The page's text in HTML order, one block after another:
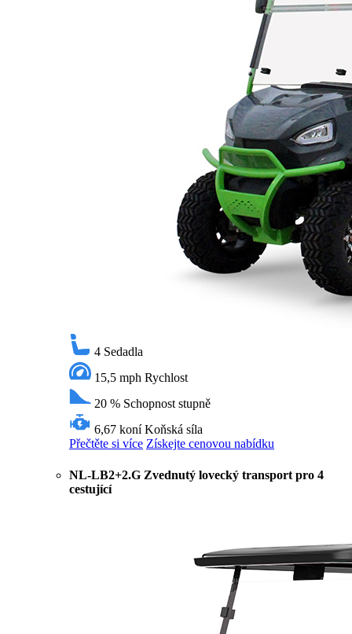
4 Sedadla
15,5 mph Rychlost
20 % Schopnost stupně
6,67 koní Koňská síla
Přečtěte si více Získejte cenovou nabídku
NL-LB2+2.G Zvednutý lovecký transport pro 4
cestující